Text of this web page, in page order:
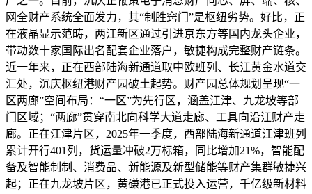
网全财产系统全面发力，其“制胜窍门”是枢纽劣势。好比，正
在液晶显示范畴，两江新区通过引进京东方等国内龙头企业，
带动数十家国际出名配套企业落户，敏捷构成完整财产链条。
近一年来，正在西部陆海新通道取中欧班列、长江黄金水道交
汇处，沉庆枢纽港财产园破土起势。财产园总体规划呈现“一
区两廊”空间布局：“一区”为先行区，涵盖江津、九龙坡等部
门区域；“两廊”贯穿南北向科学大道走廊、工具向沿江财产走
廊。正在江津片区，2025年一季度，西部陆海新通道江津班列
累计开行401列，货运量冲破2万标箱，同比增加21%，智能配
备及智能制制、消费品、新能源及新型储能等财产集群敏捷兴
起；正在九龙坡片区，黄磏港已正式投入运营，千亿级新材料